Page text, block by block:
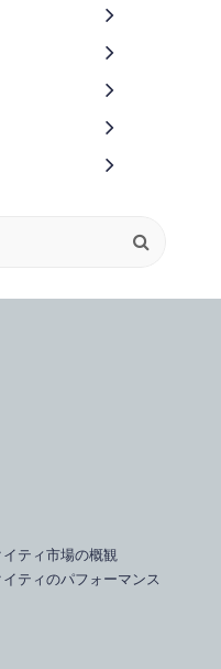
ティ市場の概観
ティのパフォーマンス